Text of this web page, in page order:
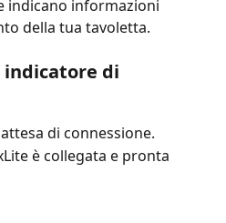
indicano informazioni
della tua tavoletta.
di
di connessione.
è collegata e pronta